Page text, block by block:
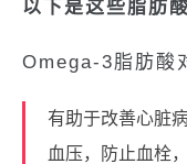
以下是这些脂肪
Omega-3脂肪酸
有助于改善心脏
血压，防止血栓